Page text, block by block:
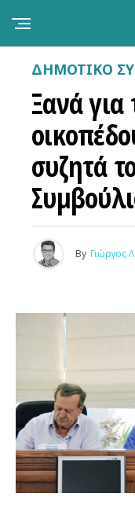
ΔΗΜΟΤΙΚΌ
Ξανά
συζητά
By Γιώργος